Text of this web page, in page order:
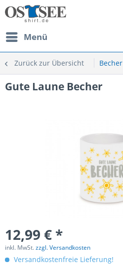
Menü
Zurück zur Übersicht Becher
Gute Laune Becher
12,99 € *
inkl. MwSt.zzgl. Versandkosten
Versandkostenfreie Lieferung!